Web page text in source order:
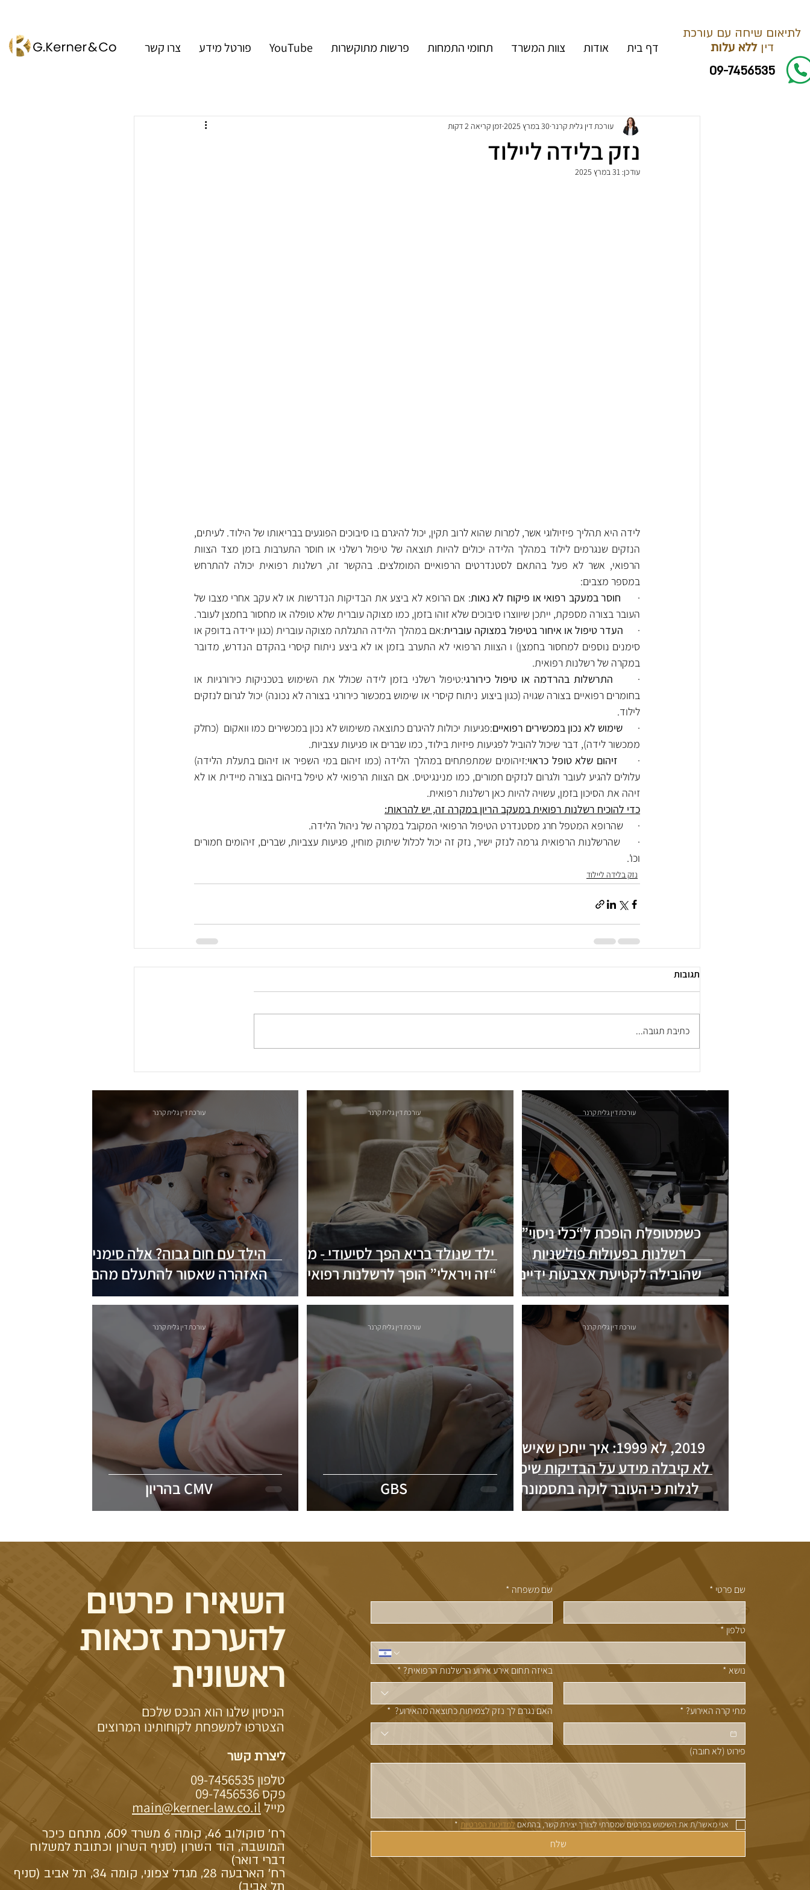
דף בית אודות צוות המשרד תחומי התמחות פרשות מתוקשרות YouTube פורטל מידע צרו קשר
לתיאום שיחה עם עורכת
דיןללא עלות
09-7456535
נזק בלידה ליילוד
עורכת דין גלית קרנר 30 במרץ 2025 זמן קריאה 2 דקות
עודכן: 31 במרץ 2025
במספר מצבים:
· חוסר במעקב רפואי או פיקוח לא נאות
העובר בצורה מספקת, ייתכן שיווצרו סיבוכים שלא זוהו בזמן, כמו מצוקה עוברית שלא טופלה או מחסור בחמצן לעובר.
· העדר טיפול או איחור בטיפול במצוקה עוברית
במקרה של רשלנות רפואית.
· התרשלות בהרדמה או טיפול כירורגי
לילוד.
· שימוש לא נכון במכשירים רפואיים
ממכשור לידה), דבר שיכול להוביל לפגיעות פיזיות בילוד, כמו שברים או פגיעות עצביות.
· זיהום שלא טופל כראוי
זיהה את הסיכון בזמן, עשויה להיות כאן רשלנות רפואית.
כדי להוכיח רשלנות רפואית במעקב הריון במקרה זה, יש להראות:
·      שהרופא המטפל חרג מסטנדרט הטיפול הרפואי המקובל במקרה של ניהול הלידה.
וכו'.
נזק בלידה ליילוד
תגובות
כתיבת תגובה...
כשמטופלת הופכת ל“כלי ניסוי”:
רשלנות בפעולות פולשניות
שהובילה לקטיעת אצבעות ידיים
ורגליים
עורכת דין גלית קרנר
ילד שנולד בריא הפך לסיעודי - מתי
“זה ויראלי” הופך לרשלנות רפואית?
עורכת דין גלית קרנר
הילד עם חום גבוה? אלה סימני
האזהרה שאסור להתעלם מהם
עורכת דין גלית קרנר
2019, לא 1999: איך ייתכן שאישה
לא קיבלה מידע על הבדיקות שיכלו
לגלות כי העובר לוקה בתסמונת
דאון?
עורכת דין גלית קרנר
GBS
עורכת דין גלית קרנר
CMV בהריון
עורכת דין גלית קרנר
השאירו פרטים
להערכת זכאות
ראשונית
הניסיון שלנו הוא הנכס שלכם
הצטרפו למשפחת לקוחותינו המרוצים
ליצרת קשר
טלפון 09-7456535
פקס 09-7456536
מייל main@kerner-law.co.il
רח' סוקולוב 46, קומה 6 משרד 609, מתחם כיכר
המושבה, הוד השרון (סניף השרון וכתובת למשלוח
דברי דואר)
רח' הארבעה 28, מגדל צפוני, קומה 34, תל אביב (סניף
שם פרטי * שם משפחה *
טלפון *
נושא* באיזה תחום אירע אירוע הרשלנות הרפואית?*
מתי קרה האירוע?* האם נגרם לך נזק לצמיתות כתוצאה מהאירוע? *
פירוט (לא חובה)
אני מאשר/ת את השימוש בפרטים שמסרתי לצורך יצירת קשר, בהתאם למדיניות הפרטיות *
שלח